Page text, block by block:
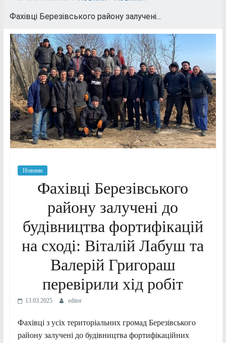
Фахівці Березівського району залучені...
Новини
Фахівці Березівського
району залучені до
будівництва фортифікацій
на сході: Віталій Лабуш та
Валерій Григораш
перевірили хід робіт
13.03.2025 editor
Фахівці з усіх територіальних громад Березівського
району залучені до будівництва фортифікаційних